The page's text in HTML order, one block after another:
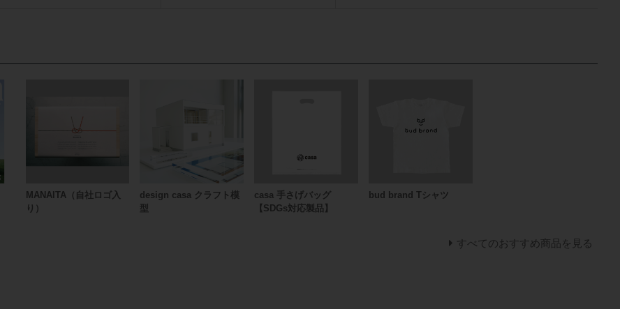
MANAITA（自社ロゴ入
り）
design casa クラフト模
型
casa 手さげバッグ
【SDGs対応製品】
bud brand Tシャツ
すべてのおすすめ商品を見る